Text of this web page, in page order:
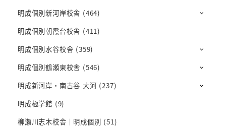
明成個別新河岸校舎 (464)
明成個別朝霞台校舎 (411)
明成個別水谷校舎 (359)
明成個別鶴瀬東校舎 (546)
明成新河岸・南古谷 大河 (237)
明成極学館 (9)
柳瀬川志木校舎｜明成個別 (51)